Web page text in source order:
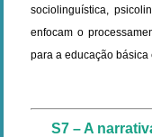
sociolinguística,
enfocam o
para a educação básica
S7 – A